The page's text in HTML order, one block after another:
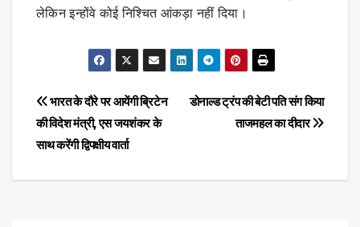
लेकिन इन्होंवे कोई निश्चित आंकड़ा नहीं दिया।
Post
navigation
डोनाल्ड ट्रंप की बेटी पति संग किया
ताजमहल का दीदार
भारत के दौरे पर आयेंगी ब्रिटेन
की विदेश मंत्री, एस जयशंकर के
साथ करेंगी द्विपक्षीय वार्ता